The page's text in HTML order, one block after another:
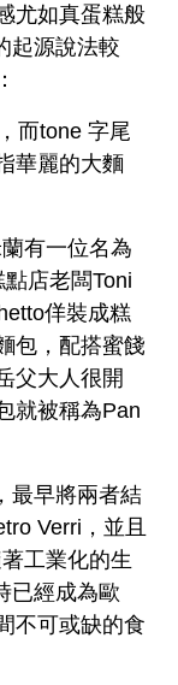
尤如真蛋糕般
起源說法較
而tone 字尾
華麗的大麵
有一位名為
店老闆Toni
佯裝成糕
包，配搭蜜餞
父大人很開
就被稱為Pan
最早將兩者結
Verri，並且
工業化的生
已經成為歐
不可或缺的食